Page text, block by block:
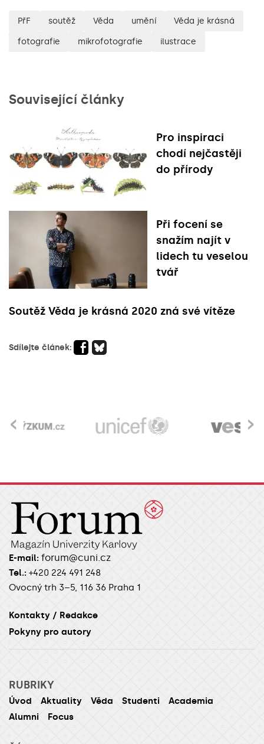
PřF soutěž Věda umění Věda je krásná
fotografie mikrofotografie ilustrace
Související články
Pro inspiraci
chodí nejčastěji
do přírody
Při focení se
snažím najít v
lidech tu veselou
tvář
Soutěž Věda je krásná 2020 zná své vítěze
Sdílejte článek:
›
‹
E-mail: forum@cuni.cz
Tel.: +420 224 491 248
Ovocný trh 3–5, 116 36 Praha 1
Kontakty / Redakce
Pokyny pro autory
RUBRIKY
Úvod Aktuality Věda Studenti
Academia
Alumni
Focus